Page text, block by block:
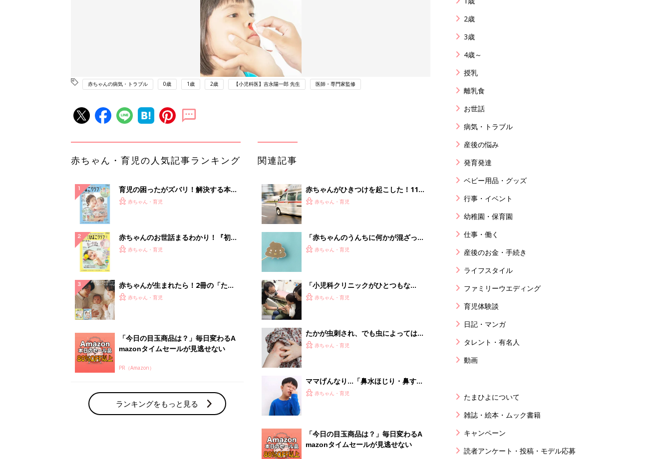
赤ちゃんの病気・トラブル 0歳 1歳 2歳 【小児科医】吉永陽一郎 先生 医師・専門家監修
赤ちゃん・育児の人気記事ランキング
育児の困ったがズバリ！解決する本
『ひよこクラブ 夏号』 4カ月～2才
赤ちゃん・育児
赤ちゃんのお世話まるわかり！『初め
てのひよこクラブ 夏号』〈巻頭大特
赤ちゃん・育児
赤ちゃんが生まれたら！2冊の「たま
ひよ」
赤ちゃん・育児
「今日の目玉商品は？」毎日変わるA
mazonタイムセールが見逃せない
PR（Amazon）
ランキングをもっと見る
関連記事
赤ちゃんがひきつけを起こした！119
番に電話するときに知っておきたいこ
赤ちゃん・育児
「赤ちゃんのうんちに何かが混ざって
いる?!」これって大丈夫？Q&A【小児
赤ちゃん・育児
「小児科クリニックがひとつもな
い…」。20キロ離れた小児科に子ども
赤ちゃん・育児
たかが虫刺され、でも虫によっては命
にかかわることも！【小児科医が解
赤ちゃん・育児
ママげんなり…「鼻水ほじり・鼻すす
り・鼻くそ食べ」のリスクとやめさせ
赤ちゃん・育児
「今日の目玉商品は？」毎日変わるA
mazonタイムセールが見逃せない
2歳
3歳
4歳～
授乳
離乳食
お世話
病気・トラブル
産後の悩み
発育発達
ベビー用品・グッズ
行事・イベント
幼稚園・保育園
仕事・働く
産後のお金・手続き
ライフスタイル
ファミリーウエディング
育児体験談
日記・マンガ
タレント・有名人
動画
たまひよについて
雑誌・絵本・ムック書籍
キャンペーン
読者アンケート・投稿・モデル応募